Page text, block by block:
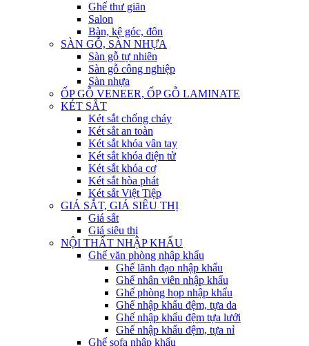
Ghế thư giãn
Salon
Bàn, kệ góc, đôn
SÀN GỖ, SÀN NHỰA
Sàn gỗ tự nhiên
Sàn gỗ công nghiệp
Sàn nhựa
ỐP GỖ VENEER, ỐP GỖ LAMINATE
KÉT SẮT
Két sắt chống cháy
Két sắt an toàn
Két sắt khóa vân tay
Két sắt khóa điện tử
Két sắt khóa cơ
Két sắt hòa phát
Két sắt Việt Tiệp
GIÁ SẮT, GIÁ SIÊU THỊ
Giá sắt
Giá siêu thị
NỘI THẤT NHẬP KHẨU
Ghế văn phòng nhập khẩu
Ghế lãnh đạo nhập khẩu
Ghế nhân viên nhập khẩu
Ghế phòng họp nhập khẩu
Ghế nhập khẩu đệm, tựa da
Ghế nhập khẩu đệm tựa lưới
Ghế nhập khẩu đệm, tựa nỉ
Ghế sofa nhập khẩu